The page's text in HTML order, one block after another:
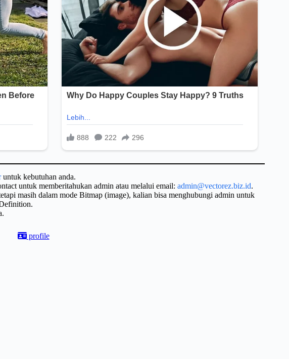
untuk kebutuhan anda.
untuk memberitahukan admin atau melalui email: admin@vectorez.biz.id.
masih dalam mode Bitmap (image), kalian bisa menghubungi admin untuk
profile